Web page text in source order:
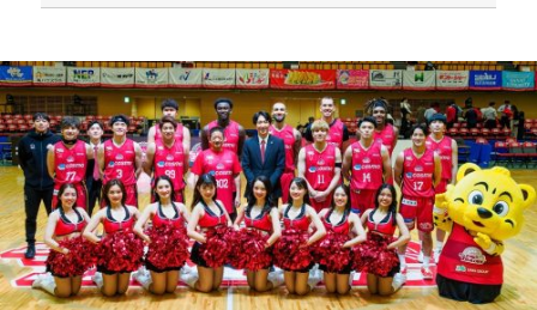
移
動
動